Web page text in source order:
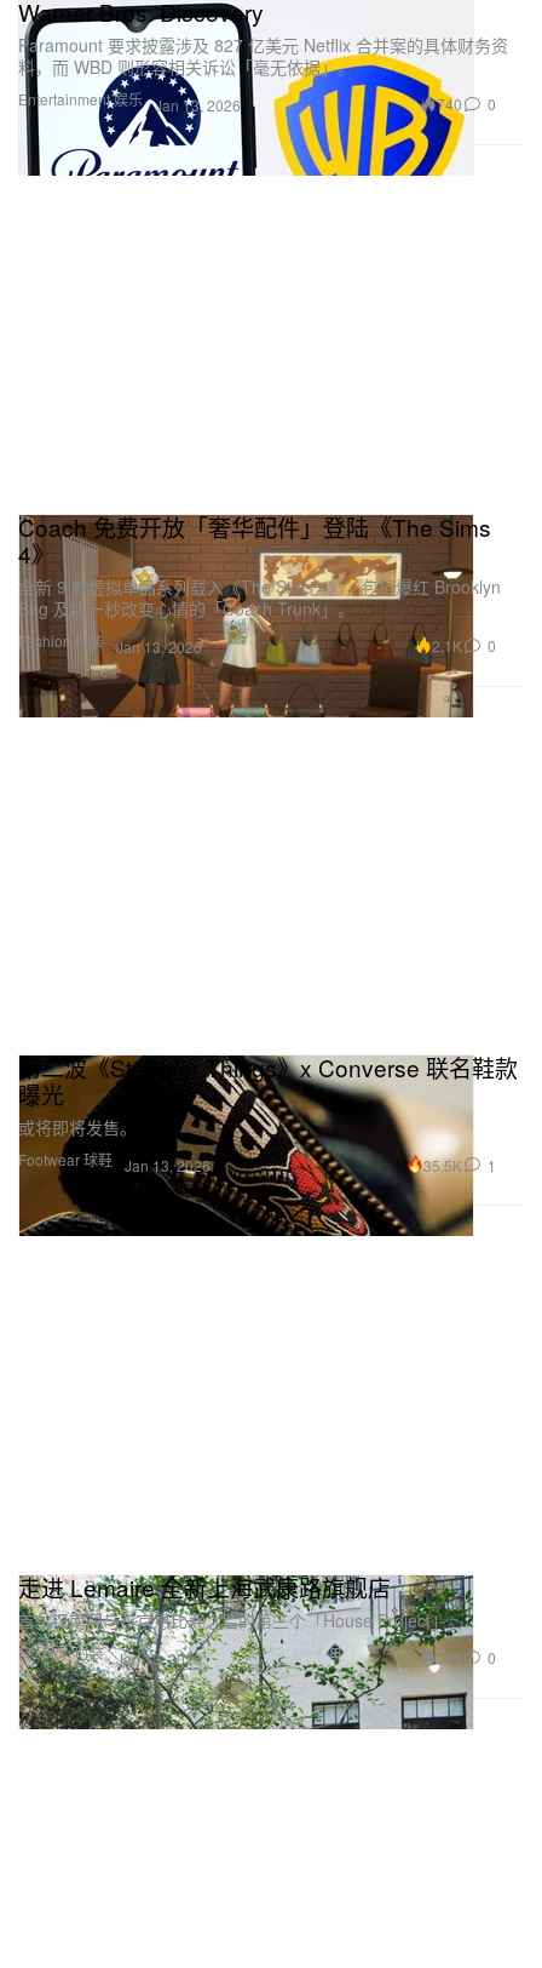
Entertainment 娱乐
Warner Bros. Discovery
Paramount 要求披露涉及 827 亿美元 Netflix 合并案的具体财务资
料，而 WBD 则形容相关诉讼「毫无依据」。
Jan 13, 2026 740 0
Fashion 时装
Coach 免费开放「奢华配件」登陆《The Sims
4》
全新 9 款虚拟单品系列载入《The Sims 4》，包括爆红 Brooklyn
Bag 及能一秒改变心情的「Coach Trunk」。
Jan 13, 2026 2.1K 0
Footwear 球鞋
第二波《Stranger Things》x Converse 联名鞋款
曝光
或将即将发售。
Jan 13, 2026 35.5K 1
Fashion 时装
走进 Lemaire 全新上海武康路旗舰店
首尔汉南洞与东京惠比寿之后的第三个「House Project」。
Jan 13, 2026 389 0